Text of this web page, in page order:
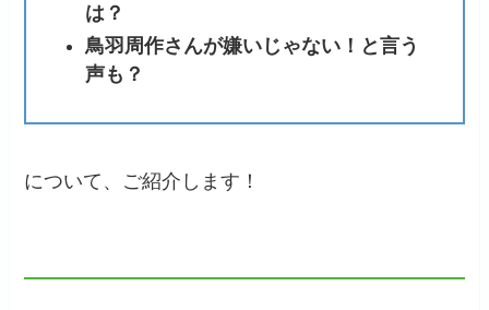
は？
鳥羽周作さんが嫌いじゃない！と言う
声も？
について、ご紹介します！